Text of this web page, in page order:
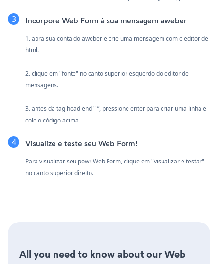
Incorpore Web Form à sua mensagem aweber
1. abra sua conta do aweber e crie uma mensagem com o editor de
html.
2. clique em "fonte" no canto superior esquerdo do editor de
mensagens.
3. antes da tag head end " ”, pressione enter para criar uma linha e
cole o código acima.
Visualize e teste seu Web Form!
Para visualizar seu powr Web Form, clique em "visualizar e testar"
no canto superior direito.
All you need to know about our Web